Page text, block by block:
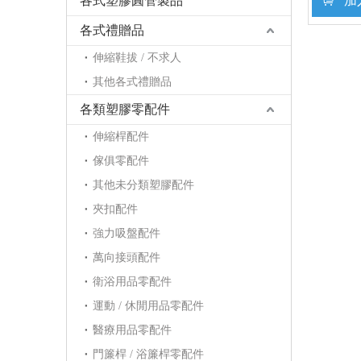
各式禮贈品
伸縮鞋拔 / 不求人
其他各式禮贈品
各類塑膠零配件
伸縮桿配件
傢俱零配件
其他未分類塑膠配件
夾扣配件
強力吸盤配件
萬向接頭配件
衛浴用品零配件
運動 / 休閒用品零配件
醫療用品零配件
門簾桿 / 浴簾桿零配件